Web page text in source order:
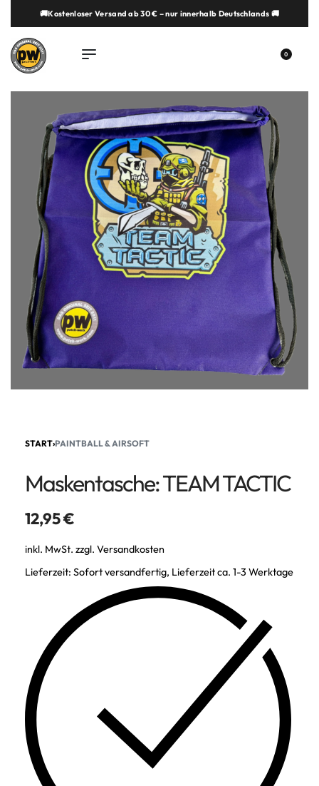
springen🚚Kostenloser Versand ab 30 € – nur innerhalb Deutschlands 🚚
0
START›PAINTBALL & AIRSOFT
Maskentasche: TEAM TACTIC
12,95€
inkl. MwSt. zzgl. Versandkosten
Lieferzeit: Sofort versandfertig, Lieferzeit ca. 1-3 Werktage